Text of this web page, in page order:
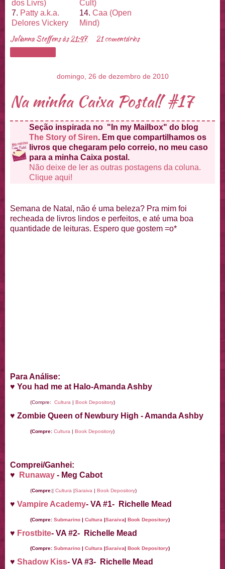
dos Livrs)
7. Patty a.k.a.
Delores Vickery
Cult)
14. Caa (Open
Mind)
Julianna Steffensàs21:47 21 comentários
domingo, 26 de dezembro de 2010
Na minha Caixa Postal! #17
Seção inspirada no "In my Mailbox" do blog
The Story of Siren. Em que compartilhamos os
livros que chegaram pelo correio, no meu caso
para a minha Caixa postal.
Não deixe de ler as outras postagens da coluna.
Clique aqui!
Semana de Natal, não é uma beleza? Pra mim foi
recheada de livros lindos e perfeitos, e até uma boa
quantidade de leituras. Espero que gostem =o*
Para Análise:
♥ You had me at Halo-Amanda Ashby
(Compre: Cultura | Book Depository)
♥ Zombie Queen of Newbury High - Amanda Ashby
(Compre: Cultura | Book Depository)
Comprei/Ganhei:
♥
Runaway - Meg Cabot
(Compre:| Cultura |Saraiva | Book Depository)
♥ Vampire Academy- VA #1- Richelle Mead
(Compre: Submarino| Cultura |Saraiva| Book Depository)
♥ Frostbite- VA #2- Richelle Mead
(Compre: Submarino| Cultura| Saraiva| Book Depository)
♥ Shadow Kiss- VA #3- Richelle Mead